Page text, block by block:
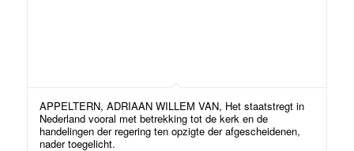
APPELTERN, ADRIAAN WILLEM VAN, Het staatstregt in
Nederland vooral met betrekking tot de kerk en de
handelingen der regering ten opzigte der afgescheidenen,
nader toegelicht.